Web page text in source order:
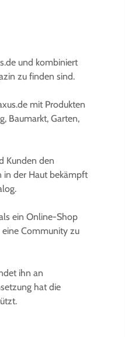
und kombiniert
zu finden sind.
mit Produkten
Baumarkt, Garten,
Kunden den
in der Haut bekämpft
ein Online-Shop
eine Community zu
ihn an
hat die